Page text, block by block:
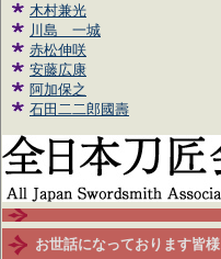
木村兼光
川島 一城
赤松伸咲
安藤広康
阿加保之
石田二二郎國壽
お世話になっております皆様